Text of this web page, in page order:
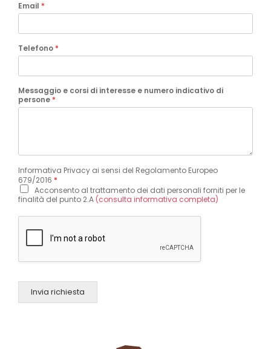
Email *
Telefono *
Messaggio e corsi di interesse e numero indicativo di
persone *
Informativa Privacy ai sensi del Regolamento Europeo
679/2016 *
Acconsento al trattamento dei dati personali forniti per le
finalità del punto 2.A (consulta informativa completa)
Invia richiesta